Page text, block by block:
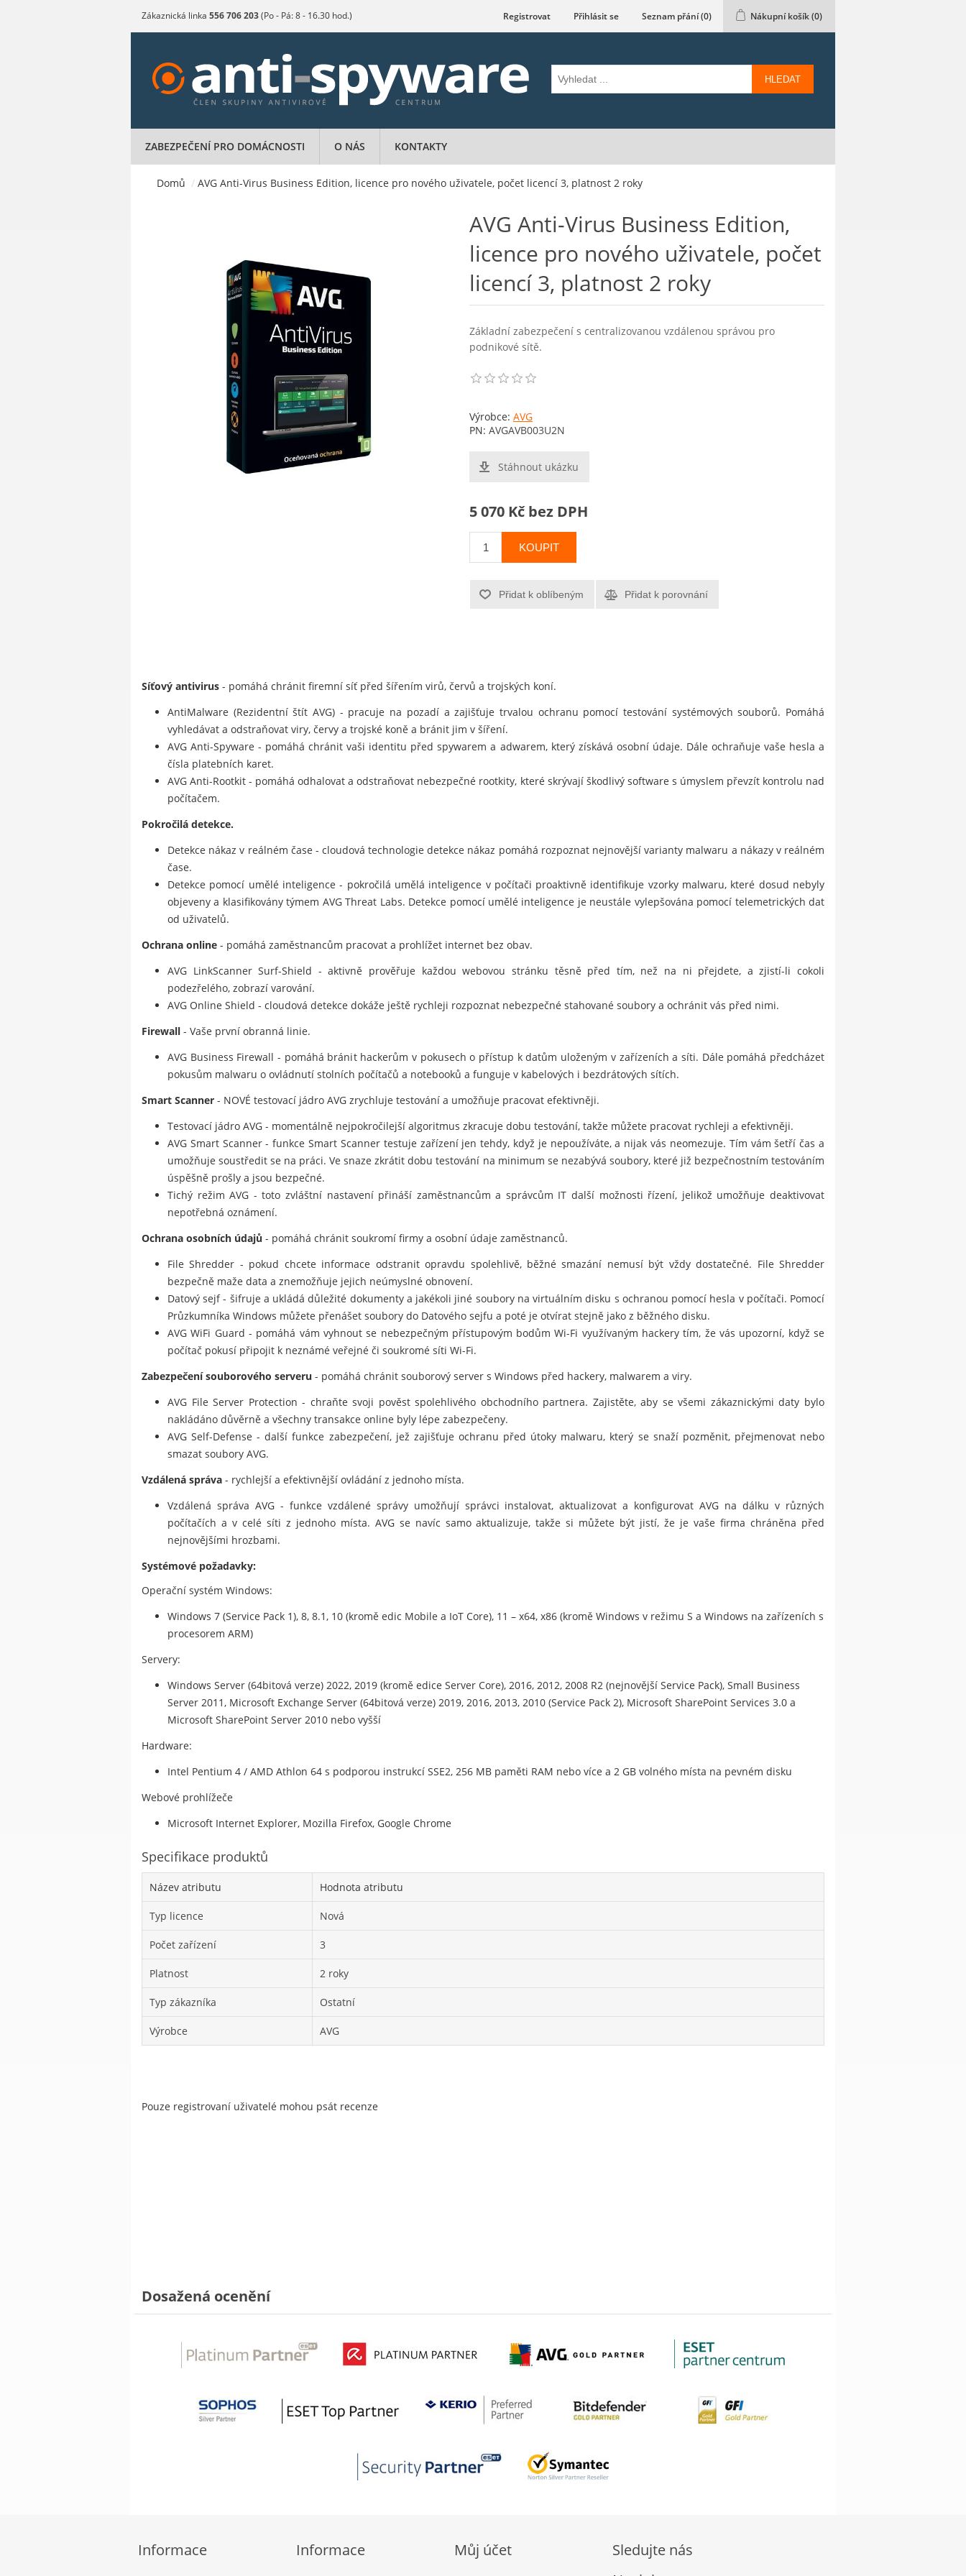
Zákaznická linka 556 706 203(Po - Pá: 8 - 16.30 hod.) Registrovat Přihlásit se Seznam přání(0) Nákupní košík(0)
HLEDAT
ZABEZPEČENÍ PRO DOMÁCNOSTI O NÁS KONTAKTY
Domů / AVG Anti-Virus Business Edition, licence pro nového uživatele, počet licencí 3, platnost 2 roky
AVG Anti-Virus Business Edition,
licence pro nového uživatele, počet
licencí 3, platnost 2 roky
Základní zabezpečení s centralizovanou vzdálenou správou pro
podnikové sítě.
Výrobce: AVG
PN: AVGAVB003U2N
Stáhnout ukázku
5 070 Kč bez DPH
KOUPIT
Přidat k oblíbeným Přidat k porovnání
Síťový antivirus - pomáhá chránit firemní síť před šířením virů, červů a trojských koní.
AntiMalware (Rezidentní štít AVG) - pracuje na pozadí a zajišťuje trvalou ochranu pomocí testování systémových souborů. Pomáhá
vyhledávat a odstraňovat viry, červy a trojské koně a bránit jim v šíření.
AVG Anti-Spyware - pomáhá chránit vaši identitu před spywarem a adwarem, který získává osobní údaje. Dále ochraňuje vaše hesla a
čísla platebních karet.
AVG Anti-Rootkit - pomáhá odhalovat a odstraňovat nebezpečné rootkity, které skrývají škodlivý software s úmyslem převzít kontrolu nad
počítačem.
Pokročilá detekce.
Detekce nákaz v reálném čase - cloudová technologie detekce nákaz pomáhá rozpoznat nejnovější varianty malwaru a nákazy v reálném
čase.
Detekce pomocí umělé inteligence - pokročilá umělá inteligence v počítači proaktivně identifikuje vzorky malwaru, které dosud nebyly
objeveny a klasifikovány týmem AVG Threat Labs. Detekce pomocí umělé inteligence je neustále vylepšována pomocí telemetrických dat
od uživatelů.
Ochrana online - pomáhá zaměstnancům pracovat a prohlížet internet bez obav.
AVG LinkScanner Surf-Shield - aktivně prověřuje každou webovou stránku těsně před tím, než na ni přejdete, a zjistí-li cokoli
podezřelého, zobrazí varování.
AVG Online Shield - cloudová detekce dokáže ještě rychleji rozpoznat nebezpečné stahované soubory a ochránit vás před nimi.
Firewall - Vaše první obranná linie.
AVG Business Firewall - pomáhá bránit hackerům v pokusech o přístup k datům uloženým v zařízeních a síti. Dále pomáhá předcházet
pokusům malwaru o ovládnutí stolních počítačů a notebooků a funguje v kabelových i bezdrátových sítích.
Smart Scanner - NOVÉ testovací jádro AVG zrychluje testování a umožňuje pracovat efektivněji.
Testovací jádro AVG - momentálně nejpokročilejší algoritmus zkracuje dobu testování, takže můžete pracovat rychleji a efektivněji.
AVG Smart Scanner - funkce Smart Scanner testuje zařízení jen tehdy, když je nepoužíváte, a nijak vás neomezuje. Tím vám šetří čas a
umožňuje soustředit se na práci. Ve snaze zkrátit dobu testování na minimum se nezabývá soubory, které již bezpečnostním testováním
úspěšně prošly a jsou bezpečné.
Tichý režim AVG - toto zvláštní nastavení přináší zaměstnancům a správcům IT další možnosti řízení, jelikož umožňuje deaktivovat
nepotřebná oznámení.
Ochrana osobních údajů - pomáhá chránit soukromí firmy a osobní údaje zaměstnanců.
File Shredder - pokud chcete informace odstranit opravdu spolehlivě, běžné smazání nemusí být vždy dostatečné. File Shredder
bezpečně maže data a znemožňuje jejich neúmyslné obnovení.
Datový sejf - šifruje a ukládá důležité dokumenty a jakékoli jiné soubory na virtuálním disku s ochranou pomocí hesla v počítači. Pomocí
Průzkumníka Windows můžete přenášet soubory do Datového sejfu a poté je otvírat stejně jako z běžného disku.
AVG WiFi Guard - pomáhá vám vyhnout se nebezpečným přístupovým bodům Wi-Fi využívaným hackery tím, že vás upozorní, když se
počítač pokusí připojit k neznámé veřejné či soukromé síti Wi-Fi.
Zabezpečení souborového serveru - pomáhá chránit souborový server s Windows před hackery, malwarem a viry.
AVG File Server Protection - chraňte svoji pověst spolehlivého obchodního partnera. Zajistěte, aby se všemi zákaznickými daty bylo
nakládáno důvěrně a všechny transakce online byly lépe zabezpečeny.
AVG Self-Defense - další funkce zabezpečení, jež zajišťuje ochranu před útoky malwaru, který se snaží pozměnit, přejmenovat nebo
smazat soubory AVG.
Vzdálená správa - rychlejší a efektivnější ovládání z jednoho místa.
Vzdálená správa AVG - funkce vzdálené správy umožňují správci instalovat, aktualizovat a konfigurovat AVG na dálku v různých
počítačích a v celé síti z jednoho místa. AVG se navíc samo aktualizuje, takže si můžete být jistí, že je vaše firma chráněna před
nejnovějšími hrozbami.
Systémové požadavky:
Operační systém Windows:
Windows 7 (Service Pack 1), 8, 8.1, 10 (kromě edic Mobile a IoT Core), 11 – x64, x86 (kromě Windows v režimu S a Windows na zařízeních s
procesorem ARM)
Servery:
Windows Server (64bitová verze) 2022, 2019 (kromě edice Server Core), 2016, 2012, 2008 R2 (nejnovější Service Pack), Small Business
Server 2011, Microsoft Exchange Server (64bitová verze) 2019, 2016, 2013, 2010 (Service Pack 2), Microsoft SharePoint Services 3.0 a
Microsoft SharePoint Server 2010 nebo vyšší
Hardware:
Intel Pentium 4 / AMD Athlon 64 s podporou instrukcí SSE2, 256 MB paměti RAM nebo více a 2 GB volného místa na pevném disku
Webové prohlížeče
Microsoft Internet Explorer, Mozilla Firefox, Google Chrome
Specifikace produktů
Název atributu Hodnota atributu
Typ licence Nová
Počet zařízení 3
Platnost 2 roky
Typ zákazníka Ostatní
Výrobce AVG
Pouze registrovaní uživatelé mohou psát recenze
Dosažená ocenění
Informace Informace Můj účet
Sledujte nás